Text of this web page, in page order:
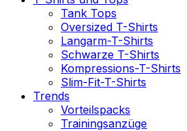
Tank Tops
Oversized T-Shirts
Langarm-T-Shirts
Schwarze T-Shirts
Kompressions-T-Shirts
Slim-Fit-T-Shirts
Trends
Vorteilspacks
Trainingsanzüge